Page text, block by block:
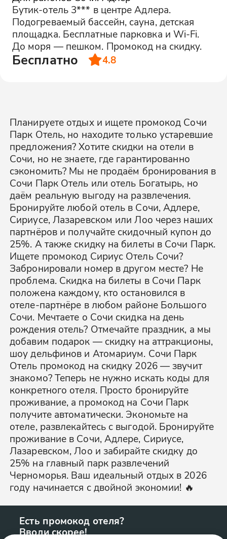
Бутик-отель 3*** в центре Адлера.
Подогреваемый бассейн, сауна, детская
площадка. Бесплатные парковка и Wi-Fi.
До моря — пешком. Промокод на скидку.
Бесплатно 4.8
Планируете отдых и ищете промокод Сочи
Парк Отель, но находите только устаревшие
предложения? Хотите скидки на отели в
Сочи, но не знаете, где гарантированно
сэкономить? Мы не продаём бронирования в
Сочи Парк Отель или отель Богатырь, но
даём реальную выгоду на развлечения.
Бронируйте любой отель в Сочи, Адлере,
Сириусе, Лазаревском или Лоо через наших
партнёров и получайте скидочный купон до
25%. А также скидку на билеты в Сочи Парк.
Ищете промокод Сириус Отель Сочи?
Забронировали номер в другом месте? Не
проблема. Скидка на билеты в Сочи Парк
положена каждому, кто остановился в
отеле-партнёре в любом районе Большого
Сочи. Мечтаете о Сочи скидка на день
рождения отель? Отмечайте праздник, а мы
добавим подарок — скидку на аттракционы,
шоу дельфинов и Атомариум. Сочи Парк
Отель промокод на скидку 2026 — звучит
знакомо? Теперь не нужно искать коды для
конкретного отеля. Просто бронируйте
проживание, а промокод на Сочи Парк
получите автоматически. Экономьте на
отеле, развлекайтесь с выгодой. Бронируйте
проживание в Сочи, Адлере, Сириусе,
Лазаревском, Лоо и забирайте скидку до
25% на главный парк развлечений
Черноморья. Ваш идеальный отдых в 2026
году начинается с двойной экономии! 🔥
Есть промокод отеля?
Вводи скорее!